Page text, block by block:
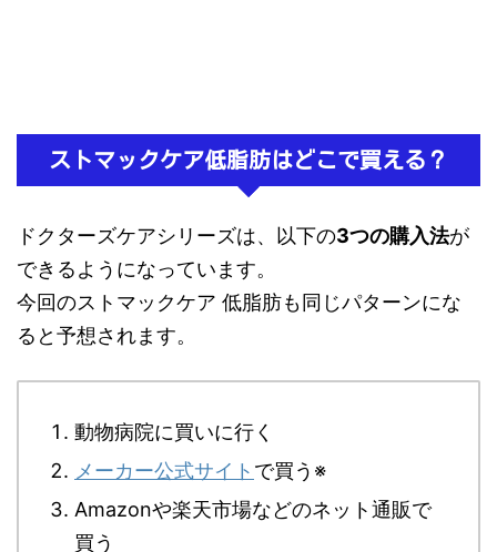
ストマックケア低脂肪はどこで買える？
ドクターズケアシリーズは、以下の3つの購入法が
できるようになっています。
今回のストマックケア 低脂肪も同じパターンにな
ると予想されます。
動物病院に買いに行く
メーカー公式サイト で買う※
Amazonや楽天市場などのネット通販で
買う